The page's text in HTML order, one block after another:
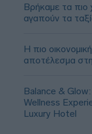
Βρήκαμε τα πιο
αγαπούν τα
Η πιο
αποτέλεσμα
Balance &
Wellness
Luxury Hotel